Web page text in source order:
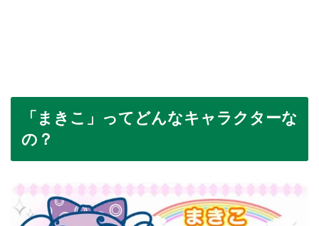
「まきこ」ってどんなキャラクターな
の？